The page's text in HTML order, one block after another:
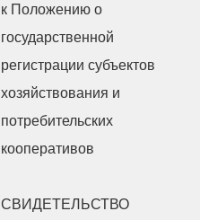
к Положению о
государственной
регистрации субъектов
хозяйствования и
потребительских
кооперативов
СВИДЕТЕЛЬСТВО